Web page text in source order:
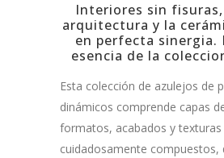
Interiores sin
arquitectura y la
en perfecta sinergia.
esencia de la
Esta colección de azulejos de
dinámicos comprende capas
formatos, acabados y texturas
cuidadosamente compuestos,